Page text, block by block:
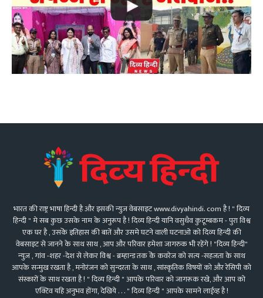
भारत की राष्ट्र भाषा हिन्दी है और इसकी न्युज़ वेबसाइट www.divyahindi. com है ! " दिव्य
हिन्दी " मे सब कुछ उसके नाम के अनुरूप है ! दिव्य हिन्दी यानि वसुधैव कुटूम्बकम - पुरा विश्व
एक घर है , उसकॆ इतिहास की बातें और उसमे घटने वाली घटनाओ को दिव्य हिन्दी की
वेबसाइट से जानने के साथ साथ , आप और परिवार हमेशा जागरुक भी रहेंगे ! "दिव्य हिन्दी"
न्युज़ , गांव -शहर -देश से लेकर विश्व - ब्रम्हान्ड तक कॆ कवरेज को सत्य -सहजता के साथ
आपके सन्मुख रखता है , मनोरंजन को सुन्दरता के साथ , सांस्कृतिक विषयों को और रेसिपी को
संस्कारों के साथ रखता है ! " दिव्य हिन्दी " आपके परिवार को जागरूक रखे, और आप को
एक्टिव यहि अनुभव होंगा, देखिये . . . " दिव्य हिन्दी " आपके सामने लाईव्ह है !